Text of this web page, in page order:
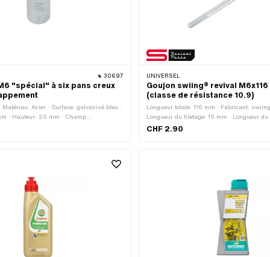
30697
"spécial" à six pans creux
Matériau: Acier · Surface: galvanisé bleu ·
· Hauteur: 25 mm · Champ
· Classe de résistance: 8 ·
UNIVERSEL
Goujon swiing® revival
(classe de résistance 10.9)
Longueur totale: 116 mm · Fabricant:
Longueur du filetage: 15 mm · Longueur du
Matériau: Acier · Diamètre nominal
CHF 2.90